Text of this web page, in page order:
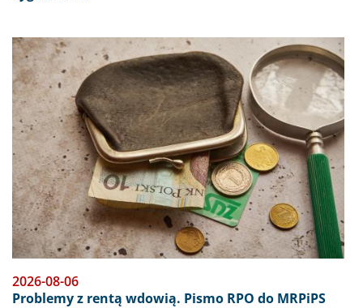
Obraz
2026-08-06
Problemy z rentą wdowią. Pismo RPO do MRPiPS